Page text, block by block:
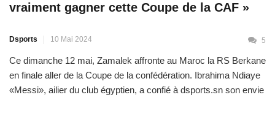
vraiment gagner cette Coupe de la CAF »
Dsports 10 Mai 2024 5
Ce dimanche 12 mai, Zamalek affronte au Maroc la RS Berkane
en finale aller de la Coupe de la confédération. Ibrahima Ndiaye
«Messi», ailier du club égyptien, a confié à dsports.sn son envie